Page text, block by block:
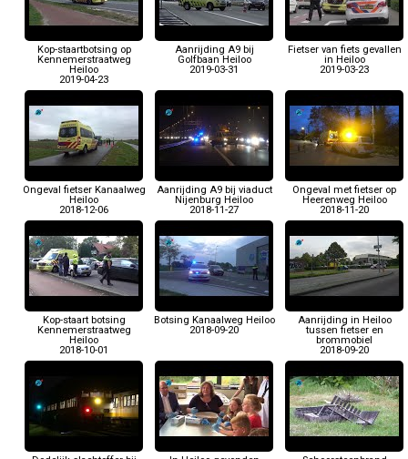
Kop-staartbotsing op
Kennemerstraatweg
Heiloo
2019-04-23
Aanrijding A9 bij
Golfbaan Heiloo
2019-03-31
Fietser van fiets gevallen
in Heiloo
2019-03-23
Ongeval fietser Kanaalweg
Heiloo
2018-12-06
Aanrijding A9 bij viaduct
Nijenburg Heiloo
2018-11-27
Ongeval met fietser op
Heerenweg Heiloo
2018-11-20
Kop-staart botsing
Kennemerstraatweg
Heiloo
2018-10-01
Botsing Kanaalweg Heiloo
2018-09-20
Aanrijding in Heiloo
tussen fietser en
brommobiel
2018-09-20